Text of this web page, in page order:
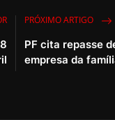
PRÓXIMO ARTIGO
PF cita repasse
empresa da